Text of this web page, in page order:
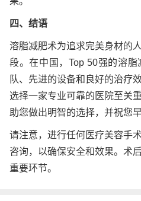
四、结语
溶脂减肥术为追求完美身材的
段。在中国，Top 50强的溶
队、先进的设备和良好的治疗
选择一家专业可靠的医院至关
助您做出明智的选择，并祝您
请注意，进行任何医疗美容手
咨询，以确保安全和效果。术
重要环节。